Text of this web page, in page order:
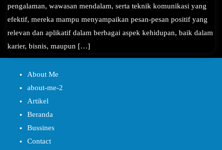
pengalaman, wawasan mendalam, serta teknik komunikasi yang
efektif, mereka mampu menyampaikan pesan-pesan positif yang
relevan dan aplikatif dalam berbagai aspek kehidupan, baik dalam
karier, bisnis, maupun […]
About Me
about-me-2
Artikel
Beranda
Bussines
Contact